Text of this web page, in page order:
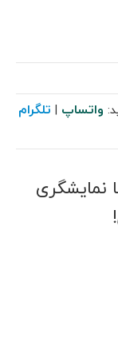
واتساپ | تلگرام
هوشمند ال جی وی 30 با نمایشگری